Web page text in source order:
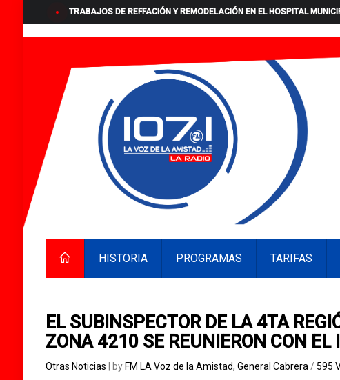
TRABAJOS DE REFFACIÓN Y REMODELACIÓN EN EL HOSPITAL
HISTORIA PROGRAMAS TARIFAS
EL SUBINSPECTOR DE LA 4TA
ZONA 4210 SE REUNIERON CON
Otras Noticias | by FM LA Voz de la Amistad, General Cabrera /595